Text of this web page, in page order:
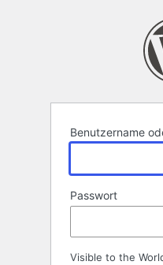
Benutzername
Passwort
Visible to the